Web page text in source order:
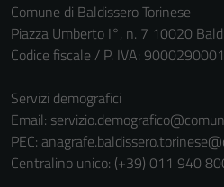
Comune di Baldissero Torinese
Piazza Umberto I°, n. 7 10020
Codice fiscale / P. IVA:
Servizi demografici
Email:
PEC:
Centralino unico: (+39) 011 940